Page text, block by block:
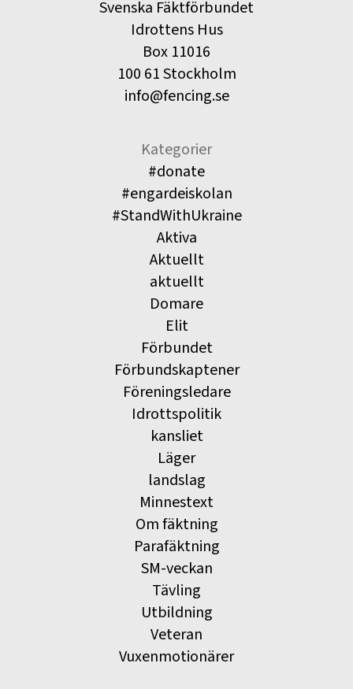
Svenska Fäktförbundet
Idrottens Hus
Box 11016
100 61 Stockholm
info@fencing.se
Kategorier
#donate
#engardeiskolan
#StandWithUkraine
Aktiva
Aktuellt
aktuellt
Domare
Elit
Förbundet
Förbundskaptener
Föreningsledare
Idrottspolitik
kansliet
Läger
landslag
Minnestext
Om fäktning
Parafäktning
SM-veckan
Tävling
Utbildning
Veteran
Vuxenmotionärer